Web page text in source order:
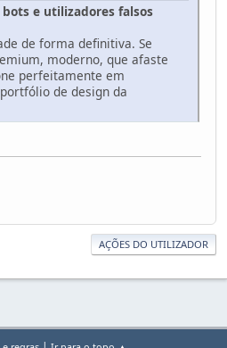
e utilizadores falsos
de forma definitiva. Se
moderno, que afaste
perfeitamente em
de design da
AÇÕES DO UTILIZADOR